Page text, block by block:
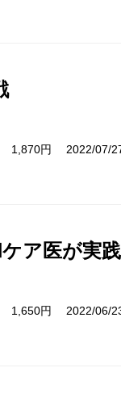
1,870円 2022/07/
ア医が実
1,650円 2022/06/